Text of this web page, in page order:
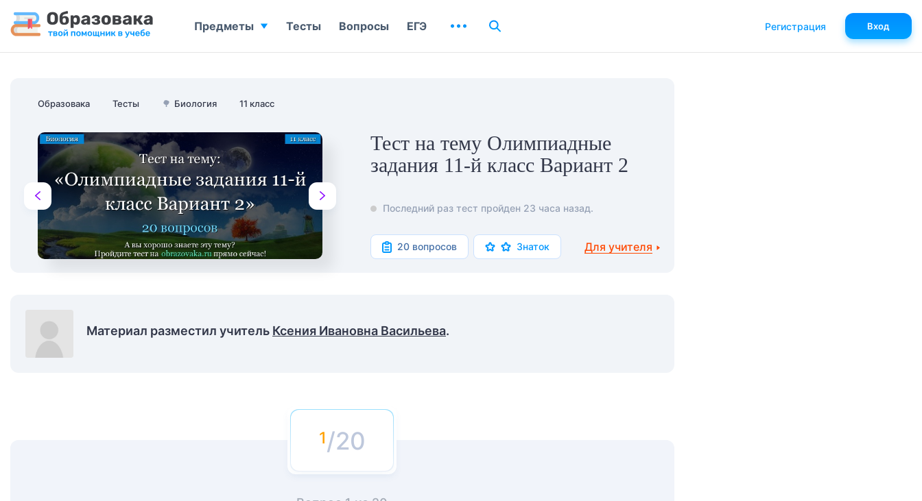
Образовака Тесты 🌳 Биология 11 класс
Тест на тему Олимпиадные
задания 11-й класс Вариант 2
Последний раз тест пройден 23 часа назад.
20 вопросов Знаток Для учителя
Материал разместил учитель Ксения Ивановна Васильева.
/20
Предметы Тесты Вопросы ЕГЭ Регистрация Вход